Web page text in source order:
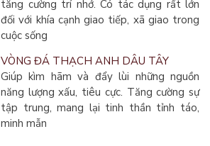
tăng cường trí nhớ. Có tác dụng rất lớn
đối với khía cạnh giao tiếp, xã giao trong
cuộc sống
VÒNG ĐÁ THẠCH ANH DÂU TÂY
Giúp kìm hãm và đẩy lùi những nguồn
năng lượng xấu, tiêu cực. Tăng cường sự
tập trung, mang lại tinh thần tỉnh táo,
minh mẫn